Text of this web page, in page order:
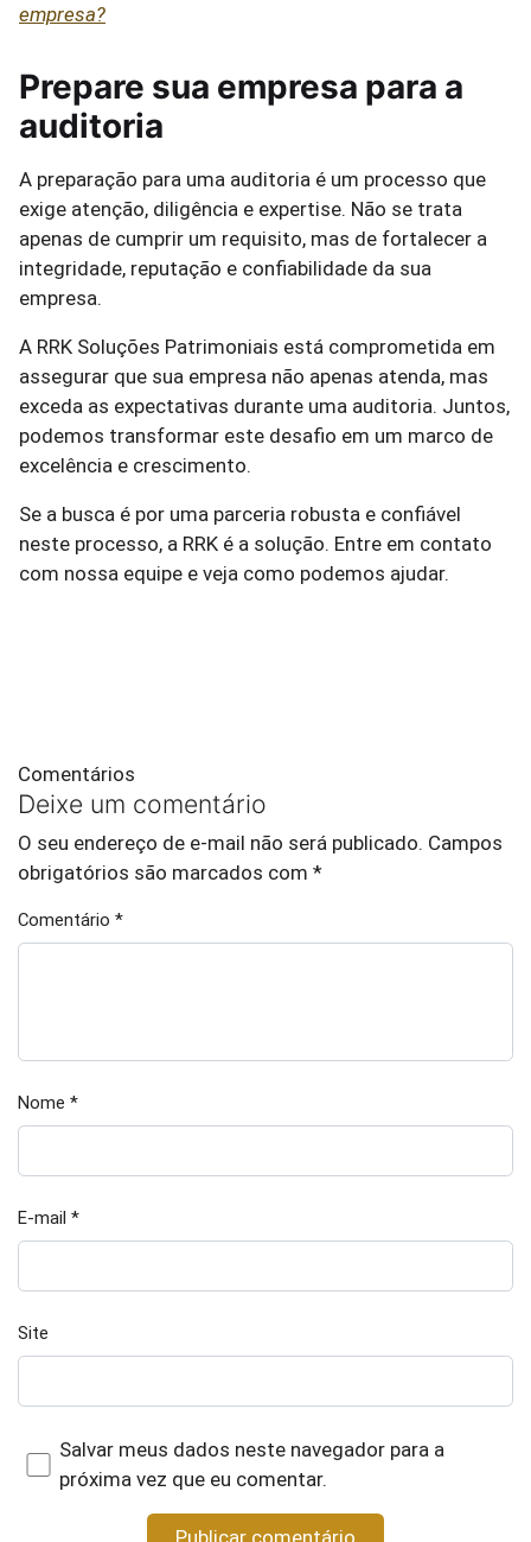
empresa?
Prepare sua empresa para a
auditoria
A preparação para uma auditoria é um processo que
exige atenção, diligência e expertise. Não se trata
apenas de cumprir um requisito, mas de fortalecer a
integridade, reputação e confiabilidade da sua
empresa.
A RRK Soluções Patrimoniais está comprometida em
assegurar que sua empresa não apenas atenda, mas
exceda as expectativas durante uma auditoria. Juntos,
podemos transformar este desafio em um marco de
excelência e crescimento.
Se a busca é por uma parceria robusta e confiável
neste processo, a RRK é a solução. Entre em contato
com nossa equipe e veja como podemos ajudar.
Comentários
Deixe um comentário
O seu endereço de e-mail não será publicado. Campos
obrigatórios são marcados com *
Comentário *
Nome *
E-mail *
Site
Salvar meus dados neste navegador para a
próxima vez que eu comentar.